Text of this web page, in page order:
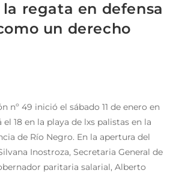
la regata en defensa
un derecho
nº 49 inició el sábado 11 de enero en
18 en la playa de lxs palistas en la
de Río Negro. En la apertura del
Inostroza, Secretaria General de
paritaria salarial, Alberto